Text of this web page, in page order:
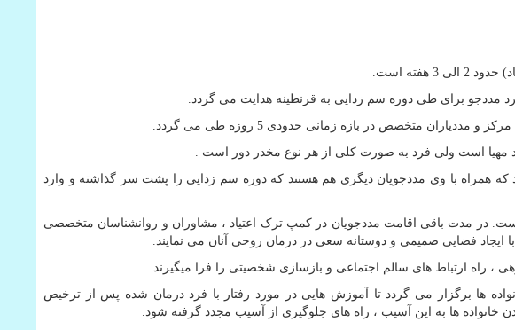
هفته است.
مددجو برای طی دوره سم زدایی به قرنطینه هدایت می گردد.
متخصص در بازه زمانی حدودی 5 روزه طی می گردد.
مهیا است ولی فرد به صورت کلی از هر نوع مخدر دور است .
همراه با وی مددجویان دیگری هم هستند که دوره سم زدایی را پشت سر گذاشته و وارد
در مدت باقی اقامت مددجویان در کمپ ترک اعتیاد ، مشاوران و روانشناسان متخصصی
ایجاد فضایی صمیمی و دوستانه سعی در درمان روحی آنان می نمایند.
، راه ارتباط های سالم اجتماعی و بازسازی شخصیتی را فرا میگیرند.
ها برگزار می گردد تا آموزش هایی در مورد رفتار با فرد درمان شده پس از ترخیص
خانواده ها به این آسیب ، راه های جلوگیری از آسیب مجدد گرفته شود.